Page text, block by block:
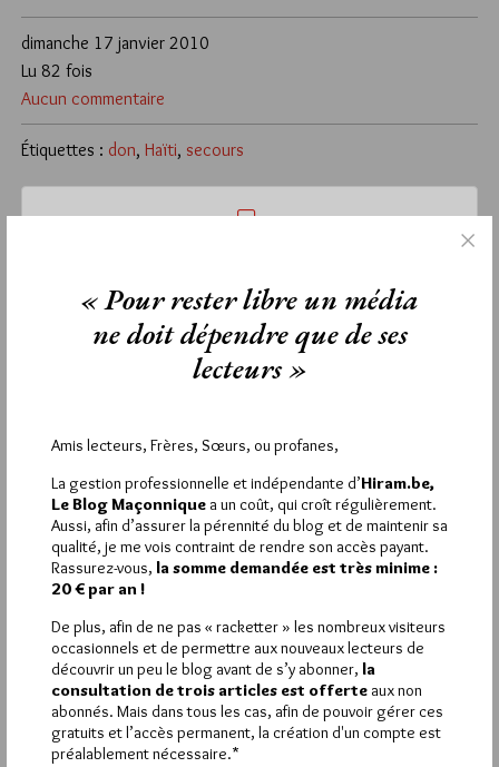
dimanche 17 janvier 2010
Aucun commentaire
Lu 82 fois
Étiquettes : don, Haïti, secours
réservée aux abonnés.
Si vous souhaitez rédiger des
commentaires, vous devez :
Déjà inscrit(e) ?Connectez-vous
Hier vendredi 7 août 2026, Hiram.be a reçu1 864
visiteset3 133 pagesont été lues (Source :
Pirsch.io)
Plus d’informations
« Pour rester libre un média
ne doit dépendre que de ses
lecteurs »
Amis lecteurs, Frères, Sœurs, ou profanes,
La gestion professionnelle et indépendante d’Hiram.be,
Le Blog Maçonnique a un coût, qui croît régulièrement.
Aussi, afin d’assurer la pérennité du blog et de maintenir sa
qualité, je me vois contraint de rendre son accès payant.
Rassurez-vous, la somme demandée est très minime :
20 € par an !
De plus, afin de ne pas « racketter » les nombreux visiteurs
occasionnels et de permettre aux nouveaux lecteurs de
découvrir un peu le blog avant de s’y abonner, la
consultation de trois articles est offerte aux non
abonnés. Mais dans tous les cas, afin de pouvoir gérer ces
gratuits et l’accès permanent, la création d'un compte est
préalablement nécessaire.*